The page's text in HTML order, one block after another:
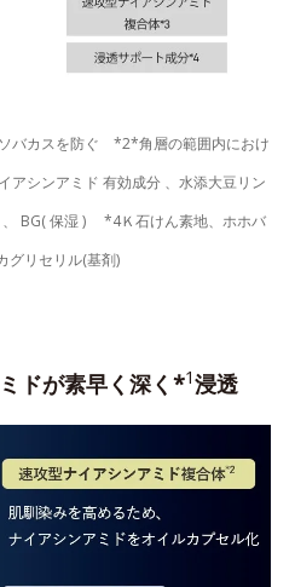
バカスを防ぐ *2*角層の範囲内におけ
シンアミド 有効成分 、水添大豆リン
、 BG( 保湿 ) *4Ｋ石けん素地、ホホバ
グリセリル(基剤)
ドが素早く深く*1浸透